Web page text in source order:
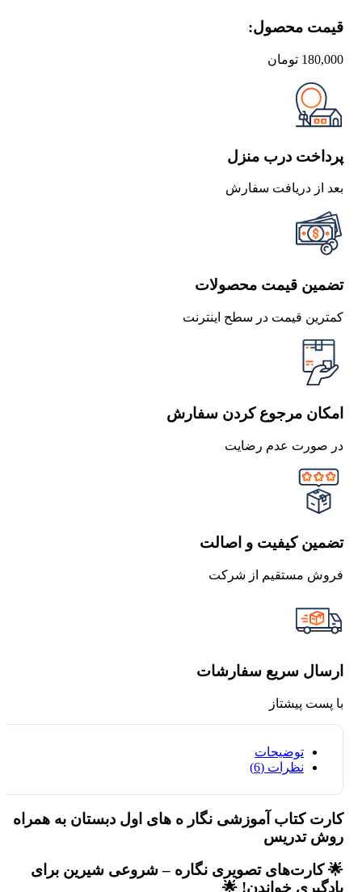
قیمت محصول:​
180,000 تومان
پرداخت درب منزل
بعد از دریافت سفارش
تضمین قیمت محصولات
کمترین قیمت در سطح اینترنت
امکان مرجوع کردن سفارش
در صورت عدم رضایت
تضمین کیفیت و اصالت
فروش مستقیم از شرکت
ارسال سریع سفارشات
با پست پیشتاز
توضیحات
نظرات (6)
کارت کتاب آموزشی نگار ه های اول دبستان به همراه
روش تدریس
🌟 کارت‌های تصویری نگاره – شروعی شیرین برای
یادگیری خواندن! 🌟